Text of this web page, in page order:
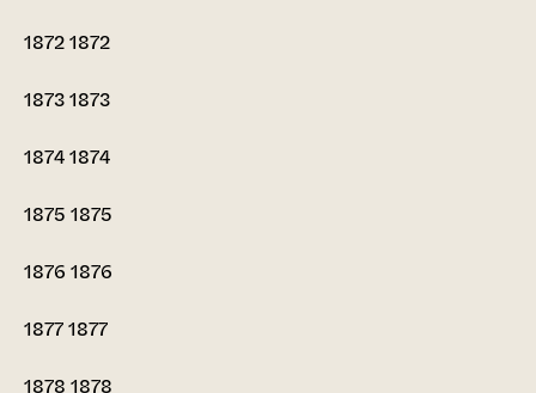
18721872
18731873
18741874
1875 1875
1876 1876
18771877
1878 1878